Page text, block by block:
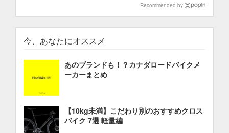
Recommended by
今、あなたにオススメ
あのブランドも！？カナダロードバイクメ
ーカーまとめ
【10kg未満】こだわり別のおすすめクロス
バイク 7選 軽量編